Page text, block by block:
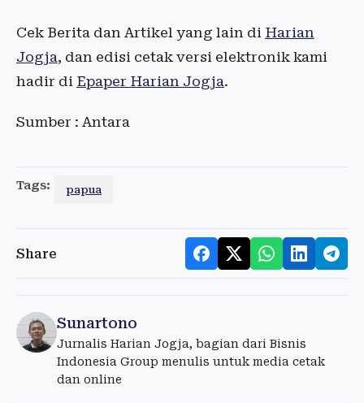
Cek Berita dan Artikel yang lain di Harian
Jogja, dan edisi cetak versi elektronik kami
hadir di Epaper Harian Jogja.
Sumber : Antara
Tags: papua
Share
Sunartono
Jurnalis Harian Jogja, bagian dari Bisnis
Indonesia Group menulis untuk media cetak
dan online